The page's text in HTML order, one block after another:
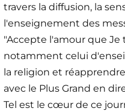
travers la diffusion, la
l'enseignement des
"Accepte l'amour que Je
notamment celui
la religion et
avec le Plus Grand en
Tel est le cœur de ce